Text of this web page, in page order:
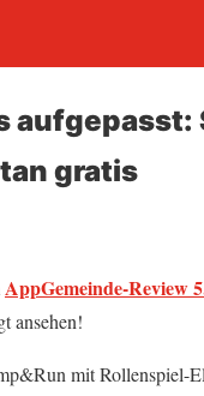
aufgepasst:
gratis
AppGemeinde-Review
ansehen!
mit Rollenspiel-